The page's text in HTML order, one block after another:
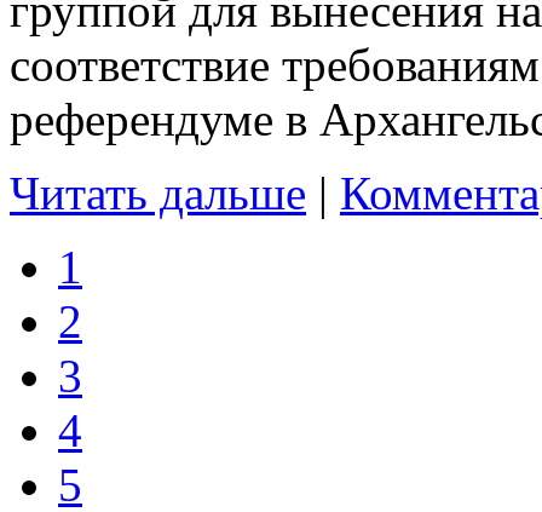
соответствие
референдуме в
Читать дальше |
1
2
3
4
5